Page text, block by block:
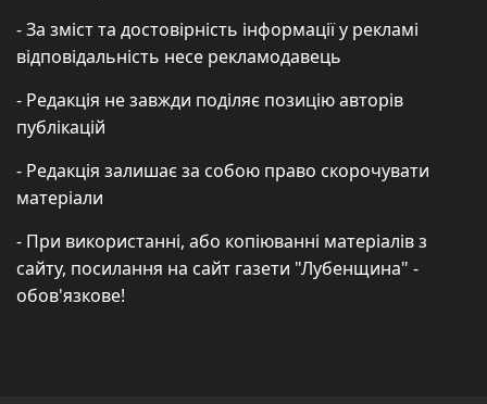
- За зміст та достовірність інформації у рекламі
відповідальність несе рекламодавець
- Редакція не завжди поділяє позицію авторів
публікацій
- Редакція залишає за собою право скорочувати
матеріали
- При використанні, або копіюванні матеріалів з
сайту, посилання на сайт газети "Лубенщина" -
обов'язкове!